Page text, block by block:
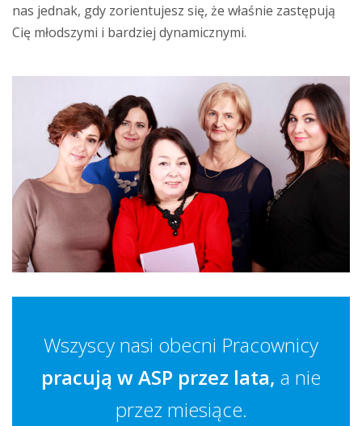
nas jednak, gdy zorientujesz się, że właśnie zastępują
Cię młodszymi i bardziej dynamicznymi.
Wszyscy nasi obecni Pracownicy
pracują w ASP przez lata, a nie
przez miesiące.